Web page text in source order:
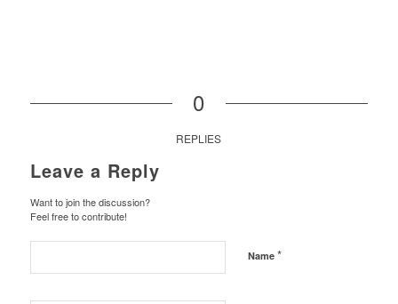
0
REPLIES
Leave a Reply
Want to join the discussion?
Feel free to contribute!
Name *